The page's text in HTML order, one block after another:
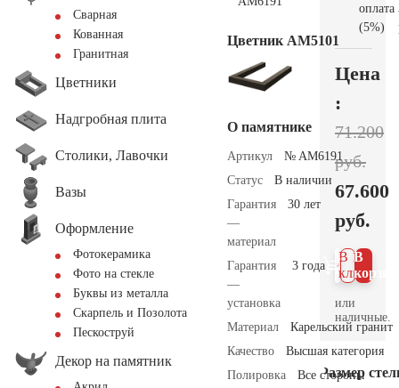
Сварная
Кованная
Гранитная
Цветники
Надгробная плита
Столики, Лавочки
Вазы
Оформление
Фотокерамика
Фото на стекле
Буквы из металла
Скарпель и Позолота
Пескоструй
Декор на памятник
Цветник АМ5101
О памятнике
Артикул
№ AM6191
Статус
В наличии
Гарантия
—
материал
30 лет
Гарантия
—
установка
3 года
Материал
Карельский гранит
Качество
Высшая категория
Полировка
Все стороны
оплата
(5%)
Цена
:
71.200
руб.
67.600
руб.
В
В 1
клик
или
наличные.
Размер